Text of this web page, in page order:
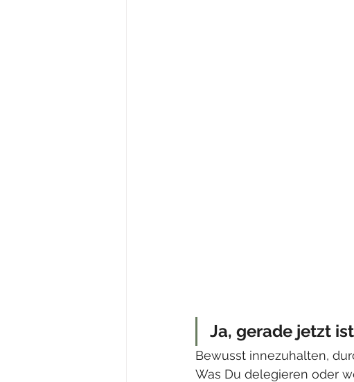
Ja, gerade jetzt
Bewusst innezuhalten,
Was Du delegieren oder